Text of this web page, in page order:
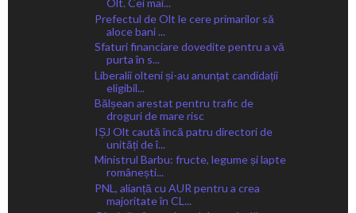
Olt. Cei mai...
Prefectul de Olt le cere primarilor să
aloce bani ...
Sfaturi financiare dovedite pentru a vă
purta în s...
Liberalii olteni și-au anunțat candidații
eligibil...
Bălșean arestat pentru trafic de
droguri de mare risc
IȘJ Olt caută încă patru directori de
unități de î...
Ministrul Barbu: fructe, legume și lapte
românești...
PNL, alianță cu AUR pentru a crea
majoritate în CL...